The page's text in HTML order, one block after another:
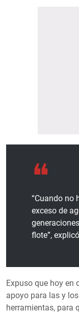
“Cuando no
exceso de
flote”,
Expuso que hoy en
apoyo para las y
herramientas, para